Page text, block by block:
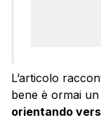
L’articolo
bene è ormai
orientando